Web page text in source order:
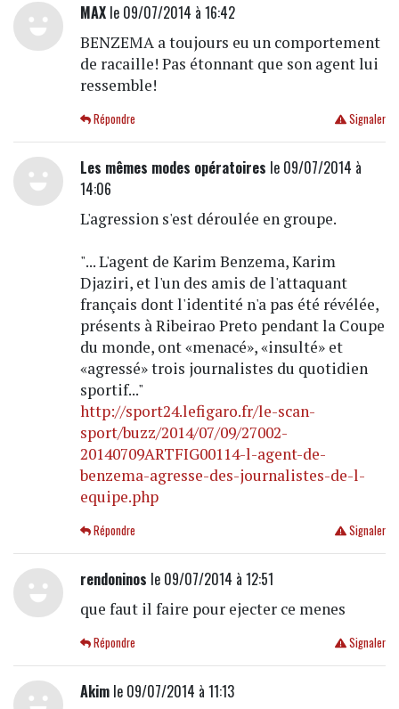
MAXle 09/07/2014 à 16:42
BENZEMA a toujours eu un comportement
de racaille! Pas étonnant que son agent lui
ressemble!
Signaler
Répondre
Les mêmes modes opératoires le 09/07/2014 à
14:06
L'agression s'est déroulée en groupe.
"... L'agent de Karim Benzema, Karim
Djaziri, et l'un des amis de l'attaquant
français dont l'identité n'a pas été révélée,
présents à Ribeirao Preto pendant la Coupe
du monde, ont «menacé», «insulté» et
«agressé» trois journalistes du quotidien
sportif..."
http://sport24.lefigaro.fr/le-scan-
sport/buzz/2014/07/09/27002-
20140709ARTFIG00114-l-agent-de-
benzema-agresse-des-journalistes-de-l-
equipe.php
Signaler
Répondre
rendoninos le 09/07/2014 à 12:51
que faut il faire pour ejecter ce menes
Signaler
Répondre
Akimle 09/07/2014 à 11:13